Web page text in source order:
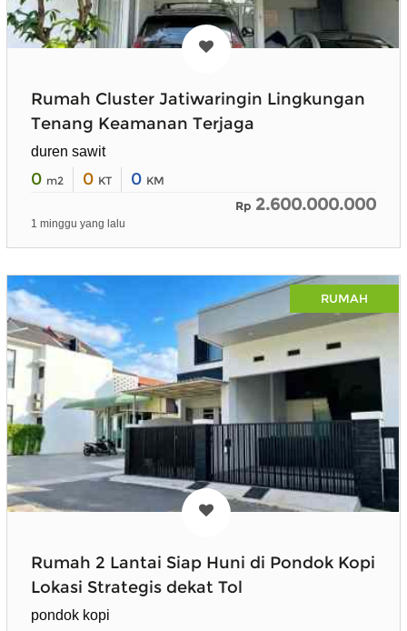
Rumah Cluster Jatiwaringin Lingkungan
Tenang Keamanan Terjaga
duren sawit
0 m2 0 KT 0 KM
Rp 2.600.000.000
1 minggu yang lalu
RUMAH
Rumah 2 Lantai Siap Huni di Pondok Kopi
Lokasi Strategis dekat Tol
pondok kopi